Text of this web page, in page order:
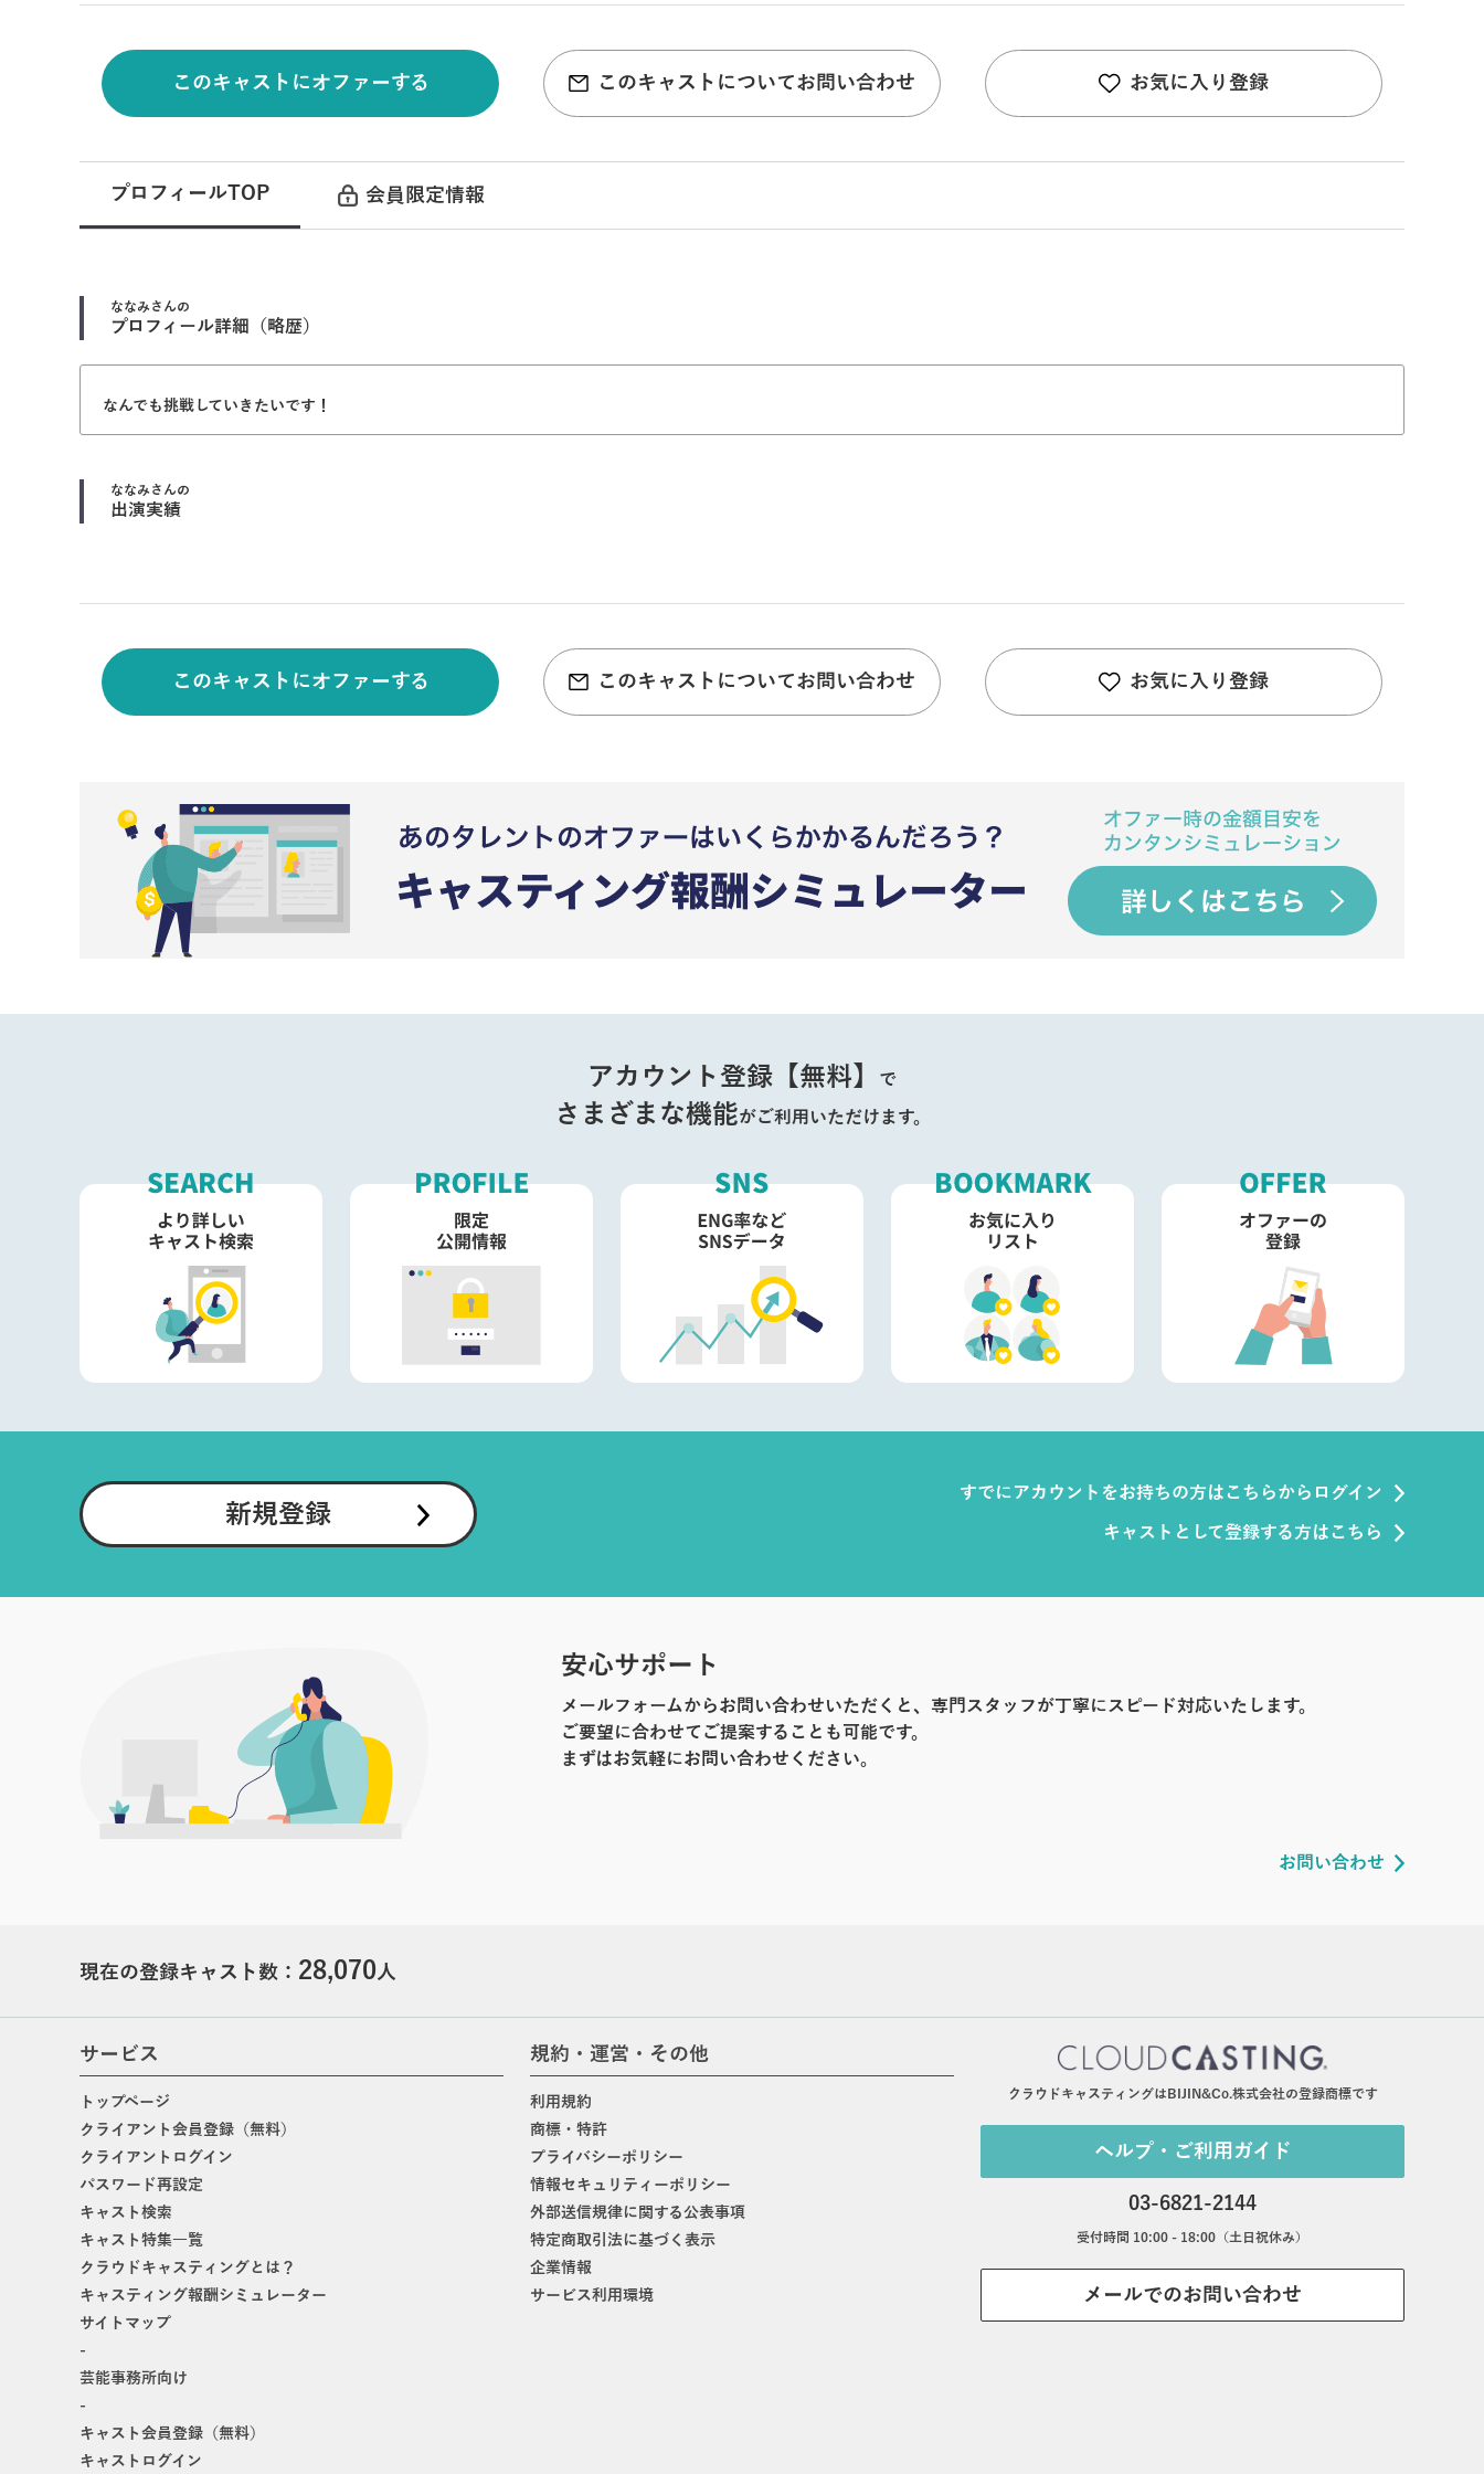
このキャストにオファーする このキャストについてお問い合わせ お気に入り登録
プロフィールTOP 会員限定情報
ななみさんの
プロフィール詳細（略歴）
なんでも挑戦していきたいです！
ななみさんの
出演実績
このキャストにオファーする このキャストについてお問い合わせ お気に入り登録
アカウント登録【無料】 で
さまざまな機能がご利用いただけます。
新規登録
すでにアカウントをお持ちの方はこちらからログイン
キャストとして登録する方はこちら
安心サポート
メールフォームからお問い合わせいただくと、専門スタッフが丁寧にスピード対応いたします。
ご要望に合わせてご提案することも可能です。
まずはお気軽にお問い合わせください。
お問い合わせ
現在の登録キャスト数： 28,070人
サービス
トップページ
クライアント会員登録（無料）
クライアントログイン
パスワード再設定
キャスト検索
キャスト特集一覧
クラウドキャスティングとは？
キャスティング報酬シミュレーター
サイトマップ
-
芸能事務所向け
-
キャスト会員登録（無料）
キャストログイン
規約・運営・その他
利用規約
商標・特許
プライバシーポリシー
情報セキュリティーポリシー
外部送信規律に関する公表事項
特定商取引法に基づく表示
企業情報
サービス利用環境
クラウドキャスティングはBIJIN&Co.株式会社の登録商標です
ヘルプ・ご利用ガイド
03-6821-2144
受付時間 10:00 - 18:00（土日祝休み）
メールでのお問い合わせ